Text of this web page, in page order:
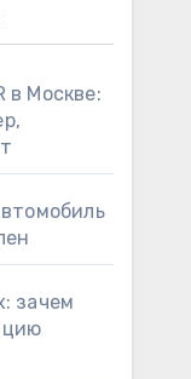
в Москве:
зачем